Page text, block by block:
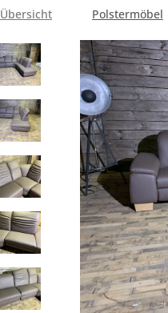
Übersicht Polstermöbel